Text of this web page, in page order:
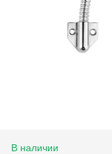
В наличии